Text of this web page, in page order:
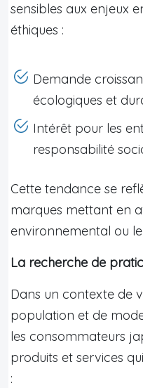
sensibles aux enjeux
éthiques :
Demande
écologiques et
Intérêt pour les
responsabilité
Cette tendance se
marques mettant en
environnemental ou
La recherche de
Dans un contexte de
population et de
les consommateurs
produits et services
: